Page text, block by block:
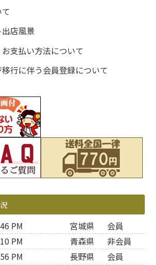
店風景
支払い方法について
行に伴う会員登録について
PM 宮城県
会員
PM
青森県
非会員
PM
長野県
会員